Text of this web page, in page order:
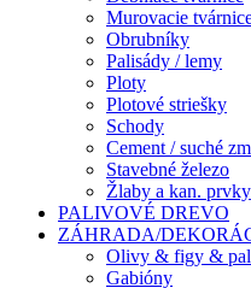
Murovacie
Obrubníky
Palisády / lemy
Ploty
Plotové striešky
Schody
Cement / suché
Stavebné železo
Žlaby a kan. prvky
PALIVOVÉ DREVO
ZÁHRADA/
Olivy & figy &
Gabióny